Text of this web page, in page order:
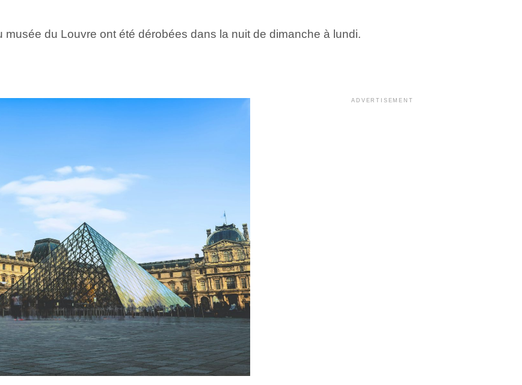
du Louvre ont été dérobées dans la nuit de dimanche à lundi.
ADVERTISEMENT